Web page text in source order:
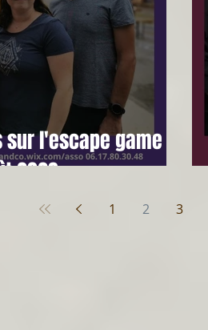
sur l'escape game
2023
1 2 3